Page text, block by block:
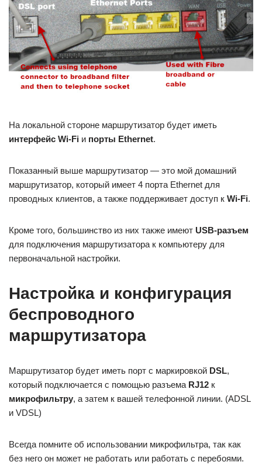
На локальной стороне маршрутизатор будет иметь
интерфейс Wi-Fi и порты Ethernet.
Показанный выше маршрутизатор — это мой домашний
маршрутизатор, который имеет 4 порта Ethernet для
проводных клиентов, а также поддерживает доступ к Wi-Fi.
Кроме того, большинство из них также имеют USB-разъем
для подключения маршрутизатора к компьютеру для
первоначальной настройки.
Настройка и конфигурация
беспроводного
маршрутизатора
Маршрутизатор будет иметь порт с маркировкой DSL,
который подключается с помощью разъема RJ12 к
микрофильтру, а затем к вашей телефонной линии. (ADSL
и VDSL)
Всегда помните об использовании микрофильтра, так как
без него он может не работать или работать с перебоями.